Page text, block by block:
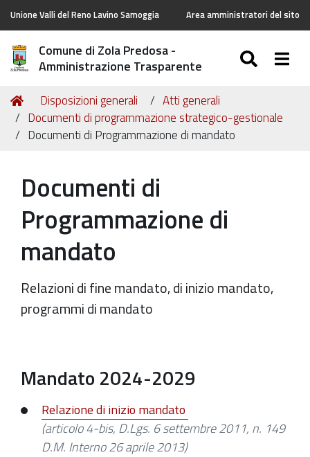
Unione Valli del Reno Lavino Samoggia Area amministratori del sito
Comune di Zola Predosa -
Amministrazione Trasparente
Tu
sei
qui:
Home
Disposizioni generali
Atti generali
Documenti di programmazione strategico-gestionale
Documenti di Programmazione di mandato
Documenti di
Programmazione di
mandato
Relazioni di fine mandato, di inizio mandato,
programmi di mandato
Mandato 2024-2029
Relazione di inizio mandato
(articolo 4-bis, D.Lgs. 6 settembre 2011, n. 149
D.M. Interno 26 aprile 2013)